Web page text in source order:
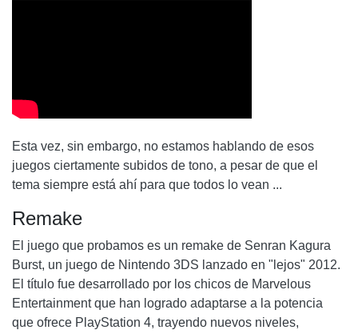
Esta vez, sin embargo, no estamos hablando de esos
juegos ciertamente subidos de tono, a pesar de que el
tema siempre está ahí para que todos lo vean ...
Remake
El juego que probamos es un remake de Senran Kagura
Burst, un juego de Nintendo 3DS lanzado en "lejos" 2012.
El título fue desarrollado por los chicos de Marvelous
Entertainment que han logrado adaptarse a la potencia
que ofrece PlayStation 4, trayendo nuevos niveles,